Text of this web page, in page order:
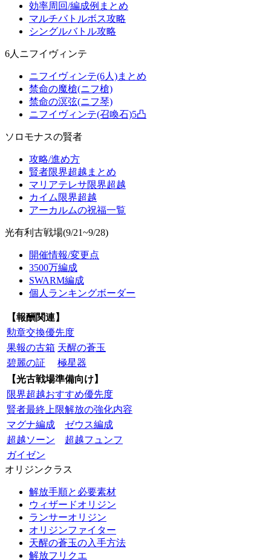
効率周回/編成例まとめ
マルチバトルボス攻略
シングルバトル攻略
6人ニフイヴィンテ
ニフイヴィンテ(6人)まとめ
禁命の魔槍(ニフ槍)
禁命の溟弦(ニフ琴)
ニフイヴィンテ(召喚石)5凸
ソロモナスの賢者
攻略/進め方
賢者限界超越まとめ
マリアテレサ限界超越
カイム限界超越
アーカルムの祝福一覧
光有利古戦場(9/21~9/28)
開催情報/変更点
3500万編成
SWARM編成
個人ランキングボーダー
【報酬関連】
勲章交換優先度
果報の古箱 天醒の蒼玉
碧麗の証
極星器
【光古戦場準備向け】
限界超越おすすめ優先度
賢者最終上限解放の強化内容
マグナ編成
ゼウス編成
超越ソーン
超越フュンフ
ガイゼン
オリジンクラス
解放手順と必要素材
ウィザードオリジン
ランサーオリジン
オリジンファイター
天醒の蒼玉の入手方法
解放フリクエ